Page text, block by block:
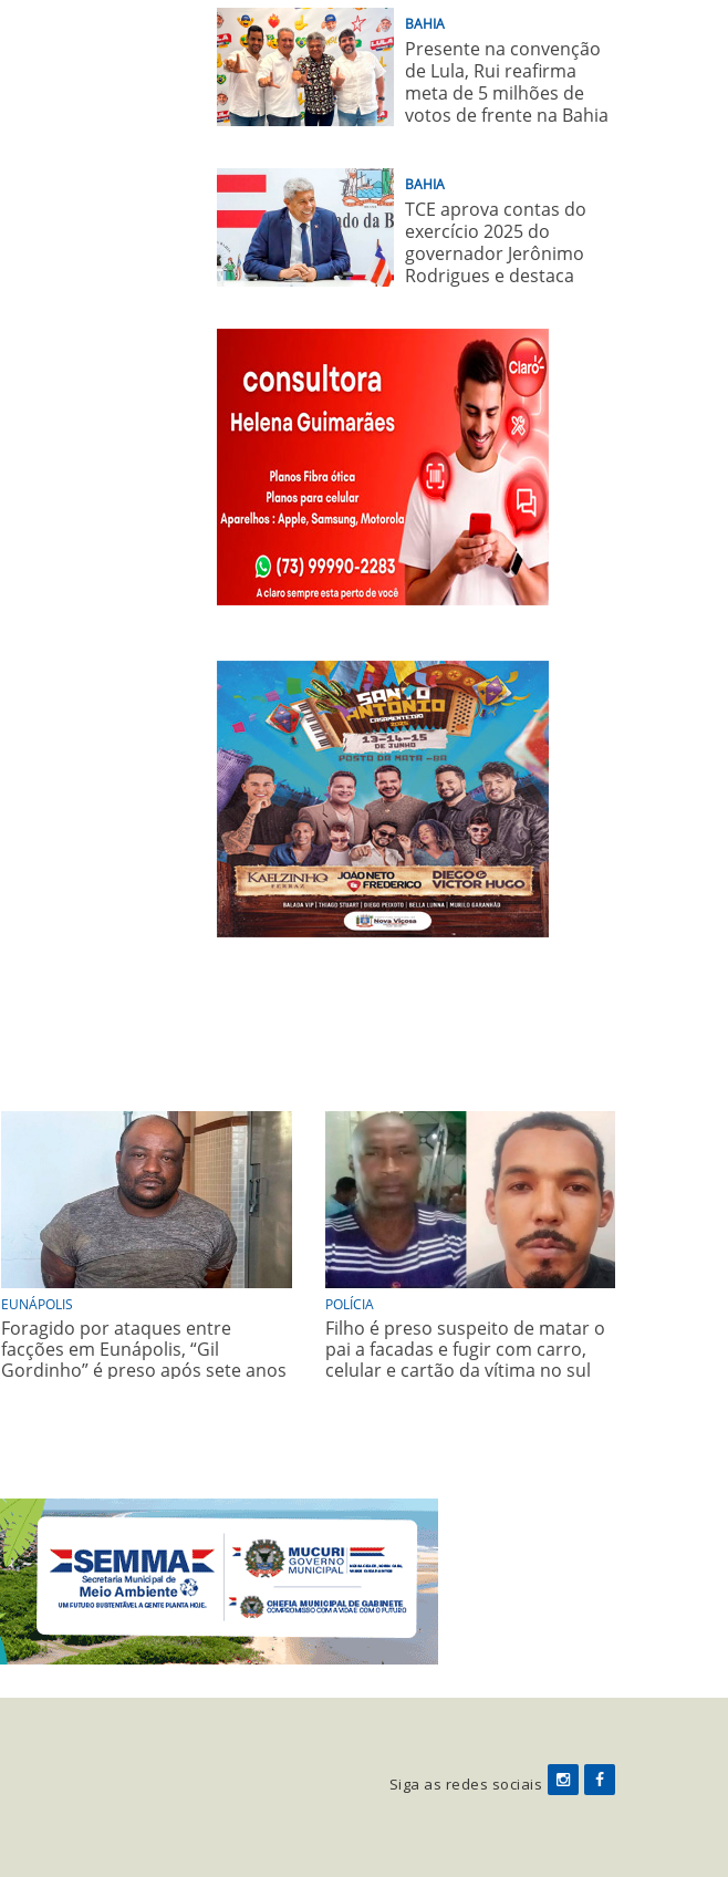
BAHIA
Presente na convenção
de Lula, Rui reafirma
meta de 5 milhões de
votos de frente na Bahia
BAHIA
TCE aprova contas do
exercício 2025 do
governador Jerônimo
Rodrigues e destaca
EUNÁPOLIS
Foragido por ataques entre
facções em Eunápolis, “Gil
Gordinho” é preso após sete anos
POLÍCIA
Filho é preso suspeito de matar o
pai a facadas e fugir com carro,
celular e cartão da vítima no sul
Siga as redes sociais